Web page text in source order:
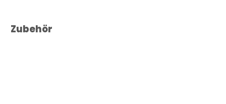
Produktgalerie überspringen
Zubehör